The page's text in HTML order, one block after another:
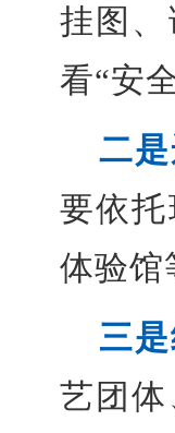
挂图
看“安
二
要依
体验馆
三
艺团